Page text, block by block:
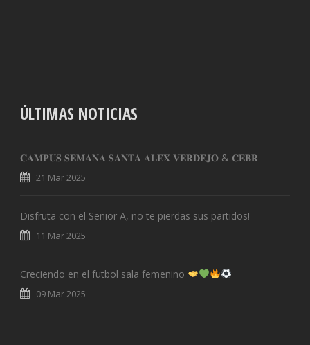
ÚLTIMAS NOTICIAS
𝐂𝐀𝐌𝐏𝐔𝐒 𝐒𝐄𝐌𝐀𝐍𝐀 𝐒𝐀𝐍𝐓𝐀 𝐀𝐋𝐄𝐗 𝐕𝐄𝐑𝐃𝐄𝐉𝐎 & 𝐂𝐄𝐁𝐑
21 Mar 2025
Disfruta con el Senior A, no te pierdas sus partidos!
11 Mar 2025
Creciendo en el futbol sala femenino
09 Mar 2025